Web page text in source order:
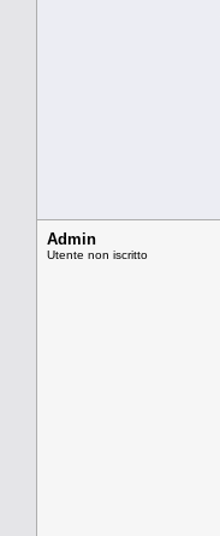
Admin
Utente non iscritto